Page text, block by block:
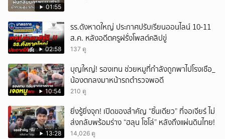
01:55
02:58
รร.ดังหาดใหญ่ ประกาศปรับเรียนออนไลน์ 10-11
ส.ค. หลังอดีตครูฝรั่งโพสต์คลิปขู่
137 ดู
10:54
บุญใหญ่! รองเทน ช่วยหมูที่กำลังถูกพาไปโรงเชือ_
น้องตกลงมาหน้ารถตำรวจพอดี
210 ดู
13:28
ยิ่งรู้ยิ่งจุก! เปิดของสำคัญ “ชิ้นเดียว” ที่จอเจียร์ ไม่
ส่งกลับพร้อมร่าง “ฮลุน โซโล่” หลังถึงแผ่นดินไทย!
14,026 ดู